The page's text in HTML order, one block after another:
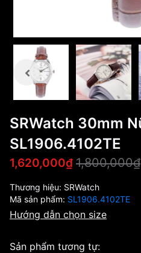
SRWatch 30mm
SL1906.4102TE
1,620,000₫ 1,800,000₫
Thương hiệu: SRWatch
Mã sản phẩm: SL1906.4102TE
Hướng dẫn chọn size
Sản phẩm tương tự: